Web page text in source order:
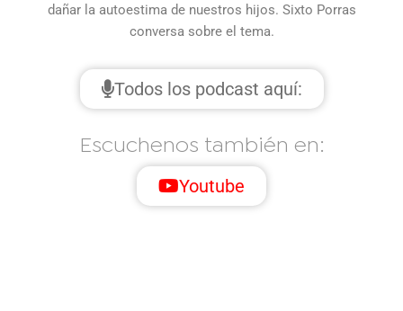
dañar la autoestima de nuestros hijos. Sixto Porras
conversa sobre el tema.
Todos los podcast aquí:
Escuchenos también en:
Youtube